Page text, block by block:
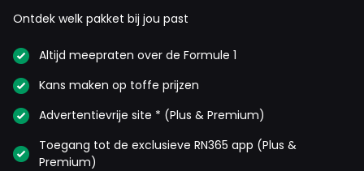
Ontdek welk pakket bij jou past
Altijd meepraten over de Formule 1
Kans maken op toffe prijzen
Advertentievrije site * (Plus & Premium)
Toegang tot de exclusieve RN365 app (Plus &
Premium)